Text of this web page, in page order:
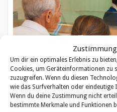
Um dir ein optimales Erlebnis zu
Cookies, um Geräteinformationen zu
zuzugreifen. Wenn du diesen
wie das Surfverhalten oder eindeutige
Wenn du deine Zustimmung nicht
bestimmte Merkmale und Funktionen